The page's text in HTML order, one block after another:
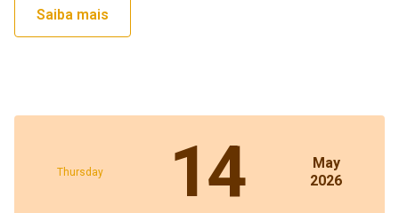
Saiba mais
Thursday 14
May
2026